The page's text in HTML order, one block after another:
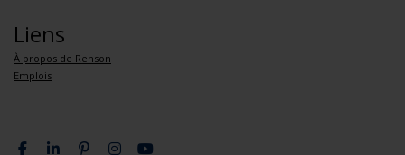
Liens
À propos de Renson
Emplois